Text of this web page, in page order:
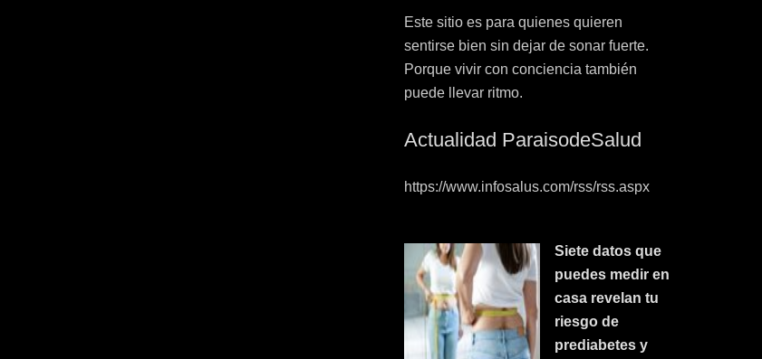
Este sitio es para quienes quieren
sentirse bien sin dejar de sonar fuerte.
Porque vivir con conciencia también
puede llevar ritmo.
Actualidad ParaisodeSalud
https://www.infosalus.com/rss/rss.aspx
Siete datos que
puedes medir en
casa revelan tu
riesgo de
prediabetes y